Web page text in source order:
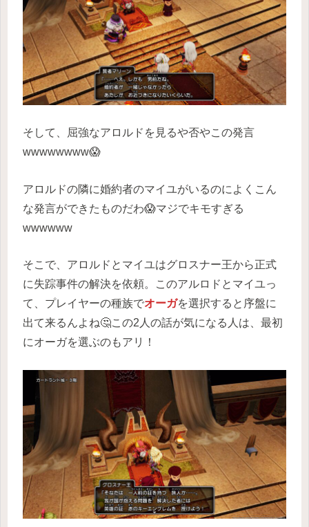
そして、屈強なアロルドを見るや否やこの発言
wwwwwwww😱
アロルドの隣に婚約者のマイユがいるのによくこん
な発言ができたものだわ😱マジでキモすぎる
wwwwww
そこで、アロルドとマイユはグロスナー王から正式
に失踪事件の解決を依頼。このアルロドとマイユっ
て、プレイヤーの種族でオーガを選択すると序盤に
出て来るんよね🤔この2人の話が気になる人は、最初
にオーガを選ぶのもアリ！